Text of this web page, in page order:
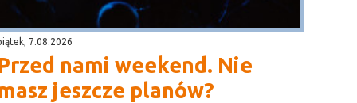
7.08.2026
nami weekend. Nie
jeszcze planów?